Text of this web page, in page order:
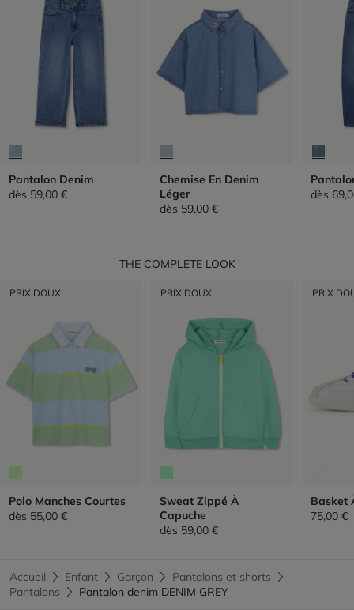
Pantalon Denim
dès 59,00 €
Chemise En Denim
Léger
dès 59,00 €
dès
THE COMPLETE LOOK
PRIX DOUX
Polo Manches Courtes
dès 55,00 €
PRIX DOUX
Sweat Zippé À
Capuche
dès 59,00 €
PRIX
Basket
75,00 €
Accueil Enfant Garçon
Pantalons et shorts
Pantalons
Pantalon denim DENIM GREY